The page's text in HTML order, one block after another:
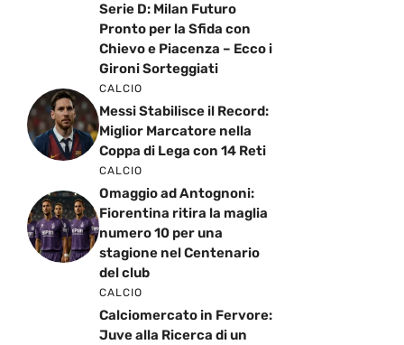
Serie D: Milan Futuro
Pronto per la Sfida con
Chievo e Piacenza – Ecco i
Gironi Sorteggiati
CALCIO
Messi Stabilisce il Record:
Miglior Marcatore nella
Coppa di Lega con 14 Reti
CALCIO
Omaggio ad Antognoni:
Fiorentina ritira la maglia
numero 10 per una
stagione nel Centenario
del club
CALCIO
Calciomercato in Fervore:
Juve alla Ricerca di un